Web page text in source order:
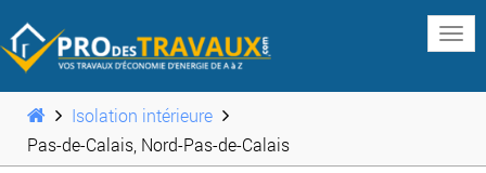
Isolation intérieure
Pas-de-Calais, Nord-Pas-de-Calais